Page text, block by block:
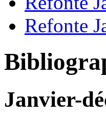
Refonte
Janvier-